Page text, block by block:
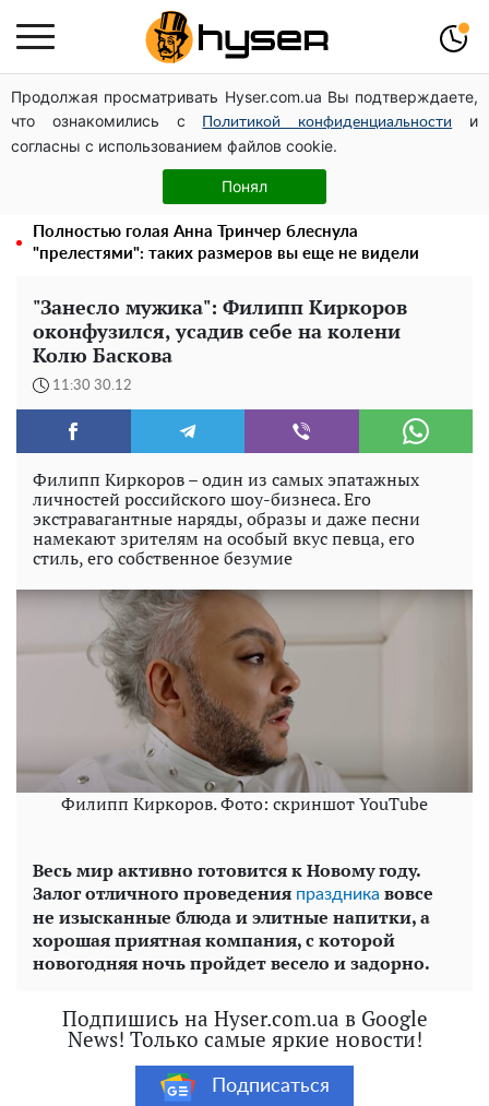
Продолжая просматривать Hyser.com.ua Вы подтверждаете,
что ознакомились с
Политикой конфиденциальности
и
согласны с использованием файлов cookie.
Понял
Украинская авиатранспортная ассоциация обратилась
в Минфин с призывом унифицировать
налогообложение авиализинга
Елена Тополя слив видео – это далеко не все:
фронтмен "Антитела" Тарас Тополя стал следующим
Полностью голая Анна Тринчер блеснула
"прелестями": таких размеров вы еще не видели
"Занесло мужика": Филипп Киркоров
оконфузился, усадив себе на колени
Колю Баскова
11:30 30.12
Филипп Киркоров – один из самых эпатажных
личностей российского шоу-бизнеса. Его
экстравагантные наряды, образы и даже песни
намекают зрителям на особый вкус певца, его
стиль, его собственное безумие
Филипп Киркоров. Фото: скриншот YouTube
Весь мир активно готовится к Новому году.
Залог отличного проведения праздника вовсе
не изысканные блюда и элитные напитки, а
хорошая приятная компания, с которой
новогодняя ночь пройдет весело и задорно.
Подпишись на Hyser.com.ua в Google
News! Только самые яркие новости!
Подписаться